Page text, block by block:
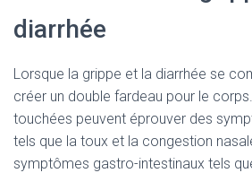
diarrhée
Lorsque la grippe et la diarrhée se
créer un double fardeau pour le
touchées peuvent éprouver des
tels que la toux et la congestion
symptômes gastro-intestinaux tels